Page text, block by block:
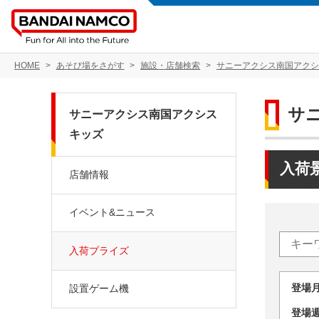
HOME あそび場をさがす 施設・店舗検索 サニーアクシス南国アク
サ
入荷
登
登
サニーアクシス南国アクシス
キッズ
店舗情報
イベント&ニュース
入荷プライズ
設置ゲーム機